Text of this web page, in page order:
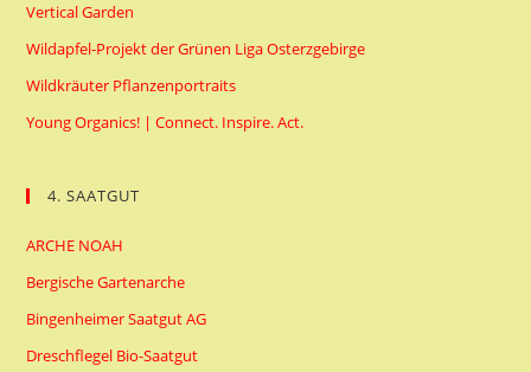
Vertical Garden
Wildapfel-Projekt der Grünen Liga Osterzgebirge
Wildkräuter Pflanzenportraits
Young Organics! | Connect. Inspire. Act.
4. SAATGUT
ARCHE NOAH
Bergische Gartenarche
Bingenheimer Saatgut AG
Dreschflegel Bio-Saatgut